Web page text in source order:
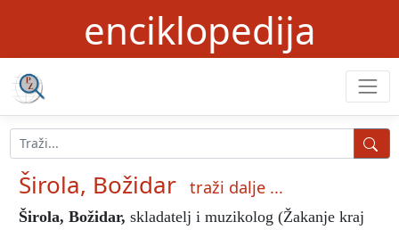
enciklopedija
Širola, Božidar traži dalje ...
Širola, Božidar, skladatelj i muzikolog (Žakanje kraj